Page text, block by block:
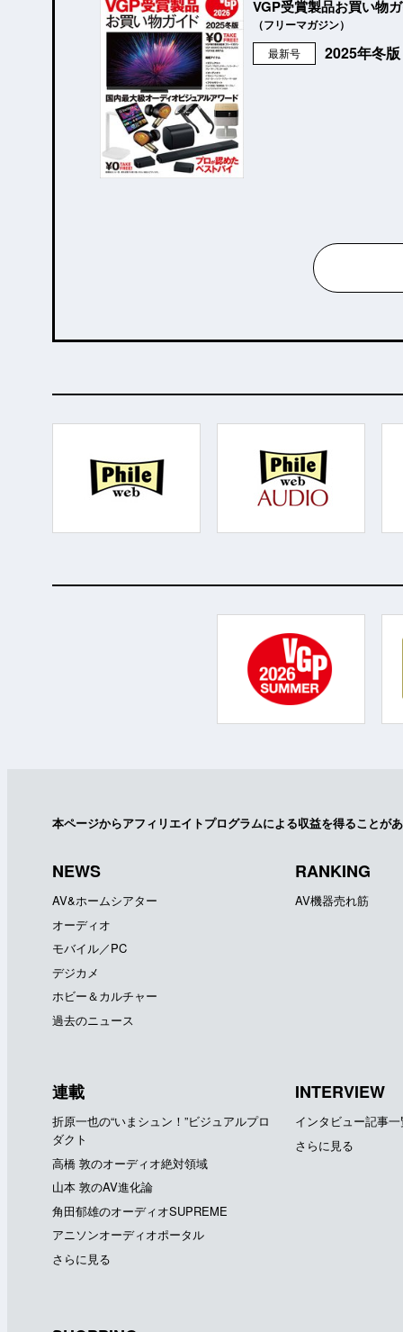
VGP受賞製品お買い物
（フリーマガジン）
最新号 2025年冬
本ページからアフィリエイトプログラムによる収益を得ることが
NEWS
AV&ホームシアター
オーディオ
モバイル／PC
デジカメ
ホビー＆カルチャー
過去のニュース
RANKING
AV機器売れ筋
連載
折原一也の“いまシュン！”ビジュアルプロ
ダクト
高橋 敦のオーディオ絶対領域
山本 敦のAV進化論
角田郁雄のオーディオSUPREME
アニソンオーディオポータル
さらに見る
INTERVIEW
インタビュー記事
さらに見る